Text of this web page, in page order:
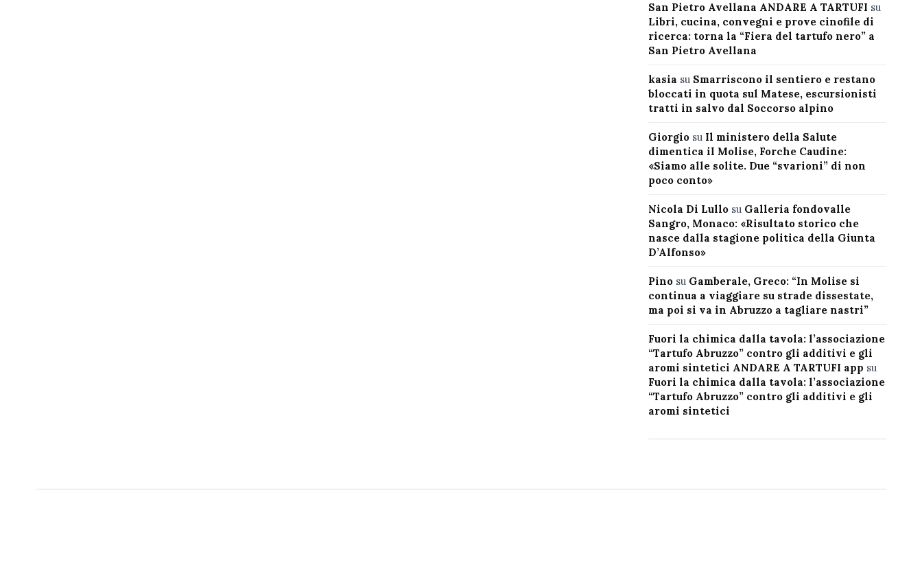
San Pietro Avellana ANDARE A TARTUFI su
Libri, cucina, convegni e prove cinofile di
ricerca: torna la “Fiera del tartufo nero” a
San Pietro Avellana
kasia su Smarriscono il sentiero e restano
bloccati in quota sul Matese, escursionisti
tratti in salvo dal Soccorso alpino
Giorgiosu Il ministero della Salute
dimentica il Molise, Forche Caudine:
«Siamo alle solite. Due “svarioni” di non
poco conto»
Nicola Di Lullosu Galleria fondovalle
Sangro, Monaco: «Risultato storico che
nasce dalla stagione politica della Giunta
D’Alfonso»
Pinosu Gamberale, Greco: “In Molise si
continua a viaggiare su strade dissestate,
ma poi si va in Abruzzo a tagliare nastri”
Fuori la chimica dalla tavola: l’associazione
“Tartufo Abruzzo” contro gli additivi e gli
aromi sintetici ANDARE A TARTUFI app su
Fuori la chimica dalla tavola: l’associazione
“Tartufo Abruzzo” contro gli additivi e gli
aromi sintetici